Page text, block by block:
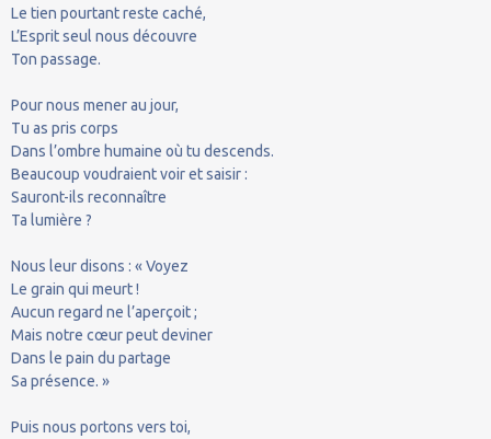
Le tien pourtant reste caché,
L’Esprit seul nous découvre
Ton passage.
Pour nous mener au jour,
Tu as pris corps
Dans l’ombre humaine où tu descends.
Beaucoup voudraient voir et saisir :
Sauront-ils reconnaître
Ta lumière ?
Nous leur disons : « Voyez
Le grain qui meurt !
Aucun regard ne l’aperçoit ;
Mais notre cœur peut deviner
Dans le pain du partage
Sa présence. »
Puis nous portons vers toi,